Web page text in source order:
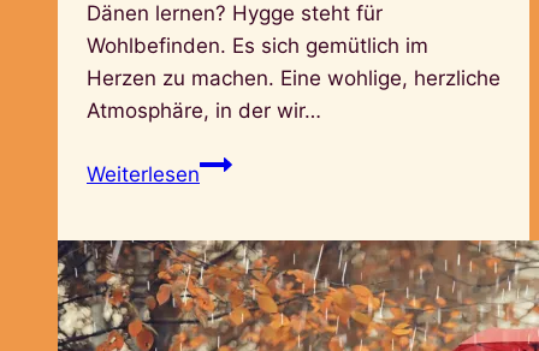
Dänen lernen? Hygge steht für
Wohlbefinden. Es sich gemütlich im
Herzen zu machen. Eine wohlige, herzliche
Atmosphäre, in der wir…
WeiterlesenSchreib